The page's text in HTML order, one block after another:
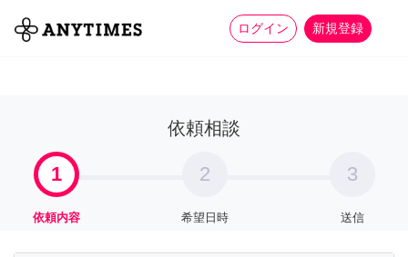
ログイン 新規登録
全て 家事 more_horiz
依頼相談
1
依頼内容
2
希望日時
3
送信